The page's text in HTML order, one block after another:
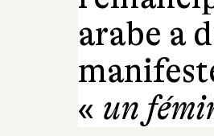
arabe a
« un